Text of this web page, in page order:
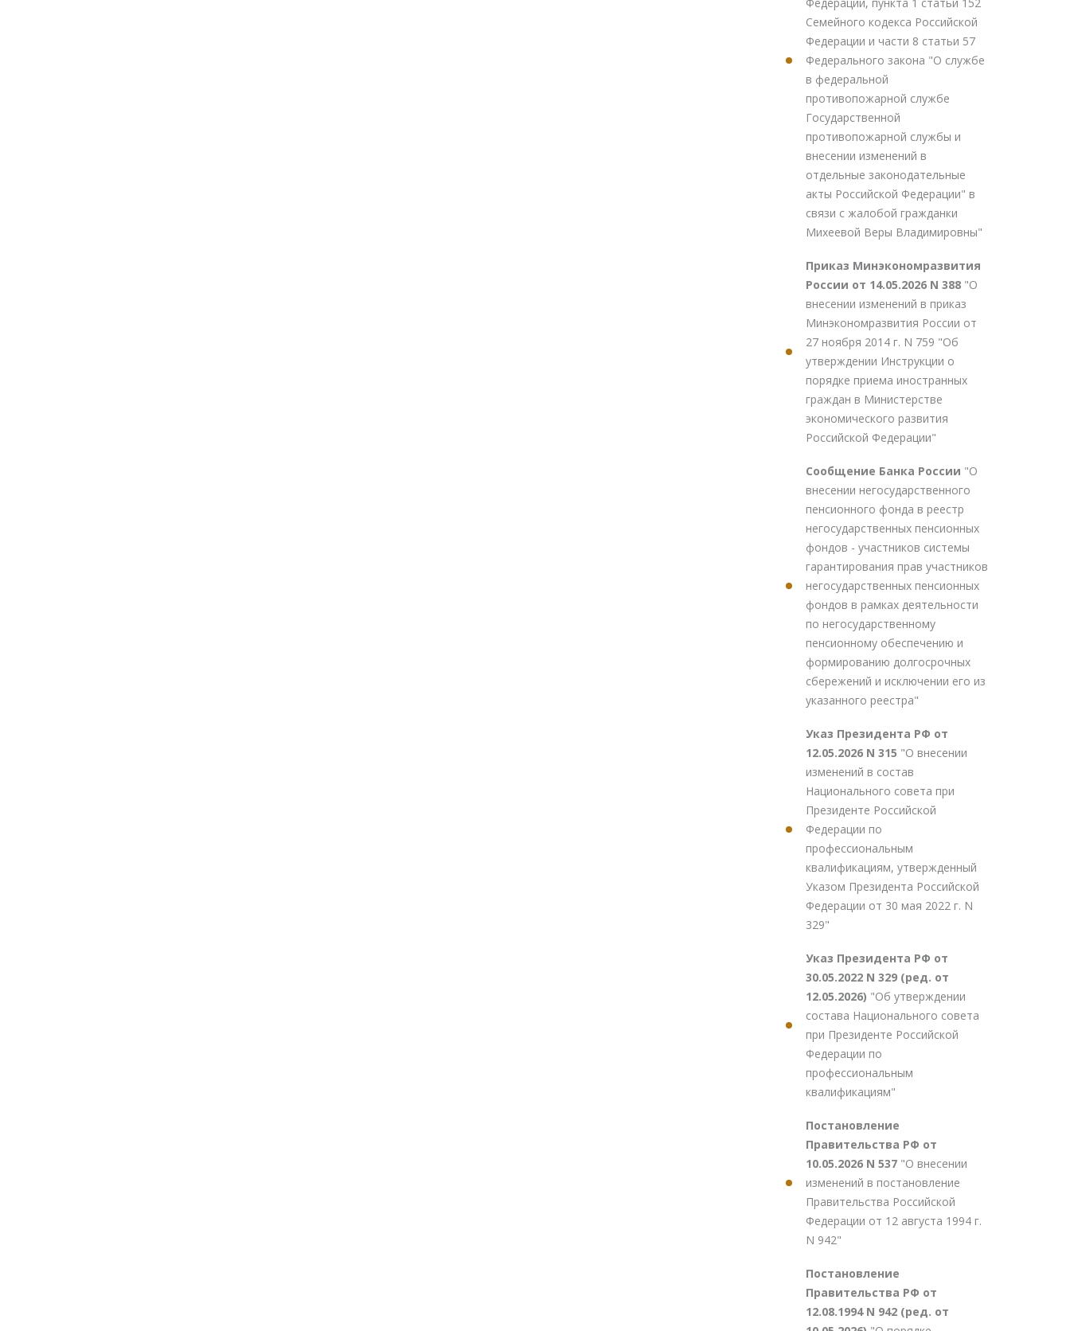
Семейного кодекса Российской
Федерации и части 8 статьи 57
Федерального закона "О службе
в федеральной
противопожарной службе
Государственной
противопожарной службы и
внесении изменений в
отдельные законодательные
акты Российской Федерации" в
связи с жалобой гражданки
Михеевой Веры Владимировны"
Приказ Минэкономразвития
России от 14.05.2026 N 388 "О
внесении изменений в приказ
Минэкономразвития России от
27 ноября 2014 г. N 759 "Об
утверждении Инструкции о
порядке приема иностранных
граждан в Министерстве
экономического развития
Российской Федерации"
Сообщение Банка России "О
внесении негосударственного
пенсионного фонда в реестр
негосударственных пенсионных
фондов - участников системы
гарантирования прав участников
негосударственных пенсионных
фондов в рамках деятельности
по негосударственному
пенсионному обеспечению и
формированию долгосрочных
сбережений и исключении его из
указанного реестра"
Указ Президента РФ от
12.05.2026 N 315 "О внесении
изменений в состав
Национального совета при
Президенте Российской
Федерации по
профессиональным
квалификациям, утвержденный
Указом Президента Российской
Федерации от 30 мая 2022 г. N
329"
Указ Президента РФ от
30.05.2022 N 329 (ред. от
12.05.2026) "Об утверждении
состава Национального совета
при Президенте Российской
Федерации по
профессиональным
квалификациям"
Постановление
Правительства РФ от
10.05.2026 N 537 "О внесении
изменений в постановление
Правительства Российской
Федерации от 12 августа 1994 г.
N 942"
Постановление
Правительства РФ от
12.08.1994 N 942 (ред. от